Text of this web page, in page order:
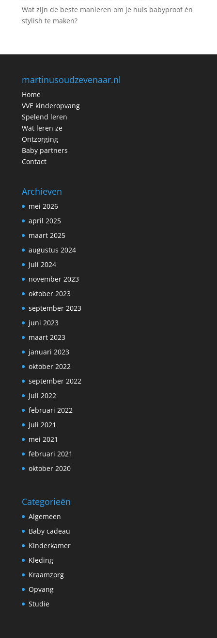
Wat zijn de beste manieren om je huis babyproof én
stylish te maken?
martinusoudzevenaar.nl
Home
VVE kinderopvang
Spelend leren
Wat leren ze
Ontzorging
Baby partners
Contact
Archieven
mei 2026
april 2025
maart 2025
augustus 2024
juli 2024
november 2023
oktober 2023
september 2023
juni 2023
maart 2023
januari 2023
oktober 2022
september 2022
juli 2022
februari 2022
juli 2021
mei 2021
februari 2021
oktober 2020
Categorieën
Algemeen
Baby cadeau
Kinderkamer
Kleding
Kraamzorg
Opvang
Studie